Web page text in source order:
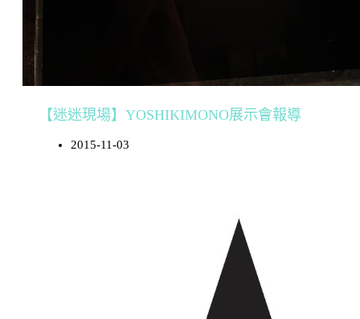
【迷迷現場】YOSHIKIMONO展示會報導
2015-11-03